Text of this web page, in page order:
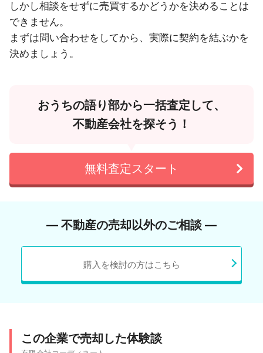
しかし相談をせずに売買するかどうかを決めることは
できません。
まずは問い合わせをしてから、実際に契約を結ぶかを
決めましょう。
おうちの語り部から一括査定して、
不動産会社を探そう！
無料査定スタート
― 不動産の売却以外のご相談 ―
購入を検討の方はこちら
この企業で売却した体験談